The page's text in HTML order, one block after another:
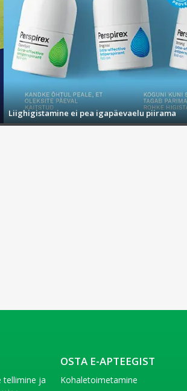
Liighigistamine ei pea igapäevaelu piirama
tellimine ja
OSTA E-APTEEGIST
Kohaletoimetamine